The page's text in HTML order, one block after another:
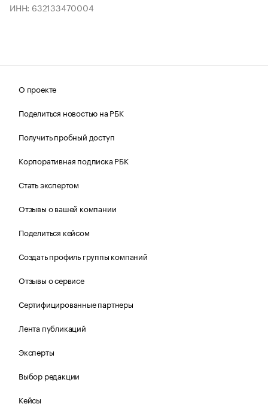
ИНН: 632133470004
О проекте
Поделиться новостью на РБК
Получить пробный доступ
Корпоративная подписка РБК
Стать экспертом
Отзывы о вашей компании
Поделиться кейсом
Создать профиль группы компаний
Отзывы о сервисе
Сертифицированные партнеры
Лента публикаций
Эксперты
Выбор редакции
Кейсы